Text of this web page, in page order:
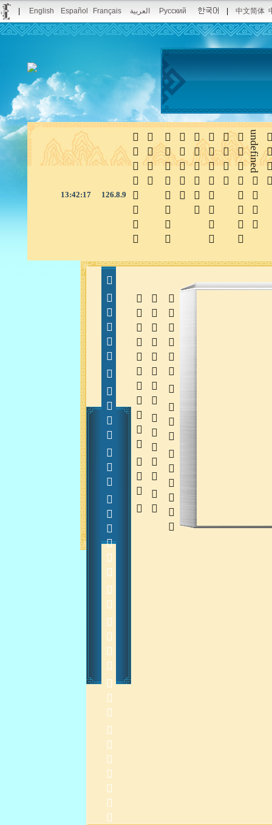
English Español Français العربية Русский 中文简体
13:42:17 126.8.9

 undefined






              
    